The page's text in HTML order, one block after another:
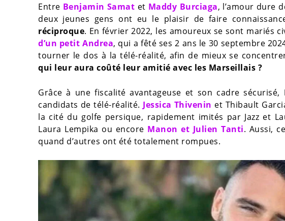
Entre Benjamin Samat et Maddy Burciaga, l’amour dure
deux jeunes gens ont eu le plaisir de faire
réciproque. En février 2022, les amoureux se sont mariés
d’un petit Andrea, qui a fêté ses 2 ans le 30 septembre
tourner le dos à la télé-réalité, afin de mieux se
qui leur aura coûté leur amitié avec les Marseillais ?
Grâce à une fiscalité avantageuse et son cadre
candidats de télé-réalité. Jessica Thivenin et Thibault
la cité du golfe persique, rapidement imités par Jazz et
Laura Lempika ou encore Manon et Julien Tanti. Aussi,
quand d’autres ont été totalement rompues.